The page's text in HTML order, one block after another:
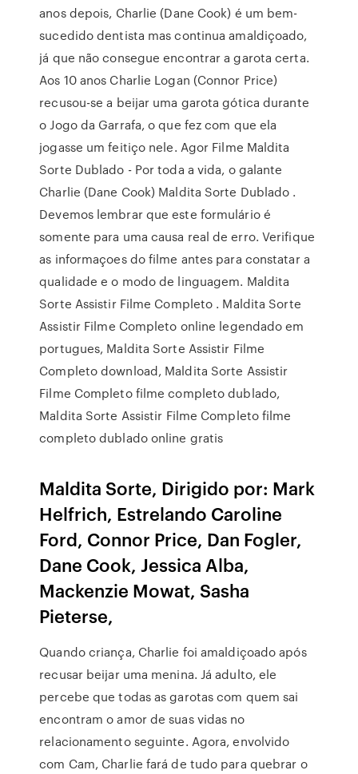
anos depois, Charlie (Dane Cook) é um bem-
sucedido dentista mas continua amaldiçoado,
já que não consegue encontrar a garota certa.
Aos 10 anos Charlie Logan (Connor Price)
recusou-se a beijar uma garota gótica durante
o Jogo da Garrafa, o que fez com que ela
jogasse um feitiço nele. Agor Filme Maldita
Sorte Dublado - Por toda a vida, o galante
Charlie (Dane Cook) Maldita Sorte Dublado .
Devemos lembrar que este formulário é
somente para uma causa real de erro. Verifique
as informaçoes do filme antes para constatar a
qualidade e o modo de linguagem. Maldita
Sorte Assistir Filme Completo . Maldita Sorte
Assistir Filme Completo online legendado em
portugues, Maldita Sorte Assistir Filme
Completo download, Maldita Sorte Assistir
Filme Completo filme completo dublado,
Maldita Sorte Assistir Filme Completo filme
completo dublado online gratis
Maldita Sorte, Dirigido por: Mark
Helfrich, Estrelando Caroline
Ford, Connor Price, Dan Fogler,
Dane Cook, Jessica Alba,
Mackenzie Mowat, Sasha
Pieterse,
Quando criança, Charlie foi amaldiçoado após
recusar beijar uma menina. Já adulto, ele
percebe que todas as garotas com quem sai
encontram o amor de suas vidas no
relacionamento seguinte. Agora, envolvido
com Cam, Charlie fará de tudo para quebrar o